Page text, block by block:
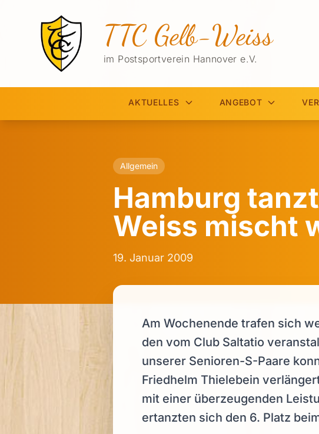
TTC Gelb-Weiss
im Postsportverein Hannover e.V.
AKTUELLES ANGEBOT
Allgemein
Hamburg
Weiss mischt
19. Januar 2009
Am Wochenende trafen sich
den vom Club Saltatio
unserer Senioren-S-Paare
Friedhelm Thielebein
mit einer überzeugenden
ertanzten sich den 6. Platz